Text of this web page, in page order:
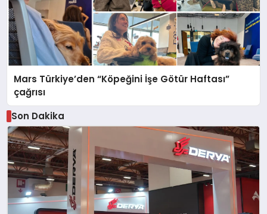
Mars Türkiye’den “Köpeğini İşe Götür Haftası”
çağrısı
Son Dakika